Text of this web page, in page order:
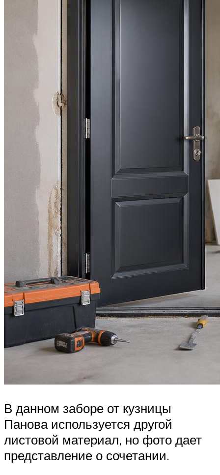
В данном заборе от кузницы
Панова используется другой
листовой материал, но фото дает
представление о сочетании.